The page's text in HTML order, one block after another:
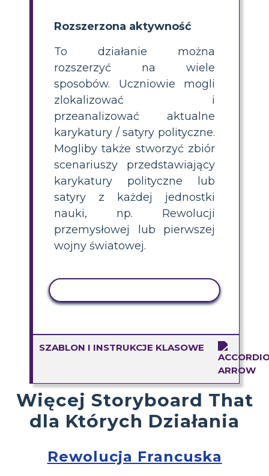
Rozszerzona aktywność
To działanie można
rozszerzyć na wiele
sposobów. Uczniowie mogli
zlokalizować i
przeanalizować aktualne
karykatury / satyry polityczne.
Mogliby także stworzyć zbiór
scenariuszy przedstawiający
karykatury polityczne lub
satyry z każdej jednostki
nauki, np. Rewolucji
przemysłowej lub pierwszej
wojny światowej.
SZABLON I INSTRUKCJE KLASOWE
Więcej Storyboard That
dla Których Działania
Rewolucja Francuska